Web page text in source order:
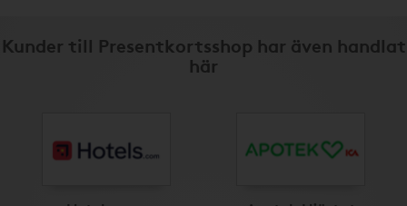
Kunder till Presentkortsshop har även handlat
här